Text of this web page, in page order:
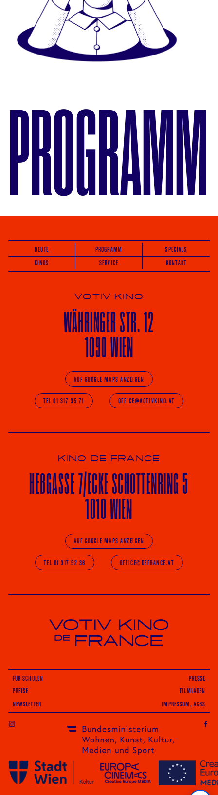
PROGRAMM
HEUTE PROGRAMM
SPECIALS
KINOS
SERVICE KONTAKT
VOTIV KINO
WÄHRINGERSTR. 12
1090 WIEN
AUF GOOGLE MAPS ANZEIGEN
TEL 01 317 35 71 OFFICE@VOTIVKINO.AT
KINO DE FRANCE
HEßGASSE 7/ECKESCHOTTENRING 5
1010 WIEN
AUF GOOGLE MAPS ANZEIGEN
TEL 01 317 52 36 OFFICE@DEFRANCE.AT
Votiv Kino und Kino De France in Wien
FÜR SCHULEN
PRESSE
PREISE
FILMLADEN
NEWSLETTER IMPRESSUM, AGBS